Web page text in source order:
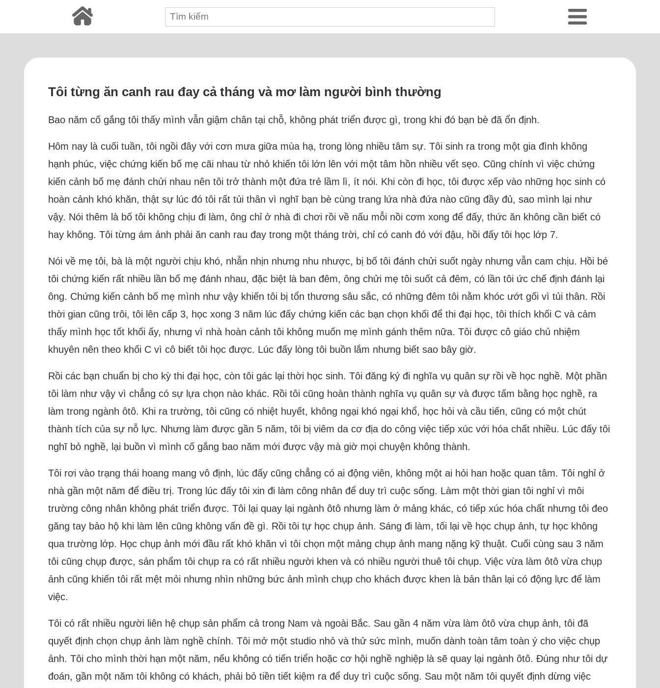
Tôi từng ăn canh rau đay cả tháng và mơ làm người bình thường
Bao năm cố gắng tôi thấy mình vẫn giậm chân tại chỗ, không phát triển được gì, trong khi đó bạn bè đã ổn định.
Hôm nay là cuối tuần, tôi ngồi đây với cơn mưa giữa mùa hạ, trong lòng nhiều tâm sự. Tôi sinh ra trong một gia đình không
hạnh phúc, việc chứng kiến bố mẹ cãi nhau từ nhỏ khiến tôi lớn lên với một tâm hồn nhiều vết sẹo. Cũng chính vì việc chứng
kiến cảnh bố mẹ đánh chửi nhau nên tôi trở thành một đứa trẻ lầm lì, ít nói. Khi còn đi học, tôi được xếp vào những học sinh có
hoàn cảnh khó khăn, thật sự lúc đó tôi rất tủi thân vì nghĩ bạn bè cùng trang lứa nhà đứa nào cũng đầy đủ, sao mình lại như
vậy. Nói thêm là bố tôi không chịu đi làm, ông chỉ ở nhà đi chơi rồi về nấu mỗi nồi cơm xong để đấy, thức ăn không cần biết có
hay không. Tôi từng ám ảnh phải ăn canh rau đay trong một tháng trời, chỉ có canh đó với đậu, hồi đấy tôi học lớp 7.
Nói về mẹ tôi, bà là một người chịu khó, nhẫn nhịn nhưng nhu nhược, bị bố tôi đánh chửi suốt ngày nhưng vẫn cam chịu. Hồi bé
tôi chứng kiến rất nhiều lần bố mẹ đánh nhau, đặc biệt là ban đêm, ông chửi mẹ tôi suốt cả đêm, có lần tôi ức chế định đánh lại
ông. Chứng kiến cảnh bố mẹ mình như vậy khiến tôi bị tổn thương sâu sắc, có những đêm tôi nằm khóc ướt gối vì tủi thân. Rồi
thời gian cũng trôi, tôi lên cấp 3, học xong 3 năm lúc đấy chứng kiến các bạn chọn khối để thi đại học, tôi thích khối C và cảm
thấy mình học tốt khối ấy, nhưng vì nhà hoàn cảnh tôi không muốn mẹ mình gánh thêm nữa. Tôi được cô giáo chủ nhiệm
khuyên nên theo khối C vì cô biết tôi học được. Lúc đấy lòng tôi buồn lắm nhưng biết sao bây giờ.
Rồi các bạn chuẩn bị cho kỳ thi đại học, còn tôi gác lại thời học sinh. Tôi đăng ký đi nghĩa vụ quân sự rồi về học nghề. Một phần
tôi làm như vậy vì chẳng có sự lựa chọn nào khác. Rồi tôi cũng hoàn thành nghĩa vụ quân sự và được tấm bằng học nghề, ra
làm trong ngành ôtô. Khi ra trường, tôi cũng có nhiệt huyết, không ngại khó ngại khổ, học hỏi và cầu tiến, cũng có một chút
thành tích của sự nỗ lực. Nhưng làm được gần 5 năm, tôi bị viêm da cơ địa do công việc tiếp xúc với hóa chất nhiều. Lúc đấy tôi
nghĩ bỏ nghề, lại buồn vì mình cố gắng bao năm mới được vậy mà giờ mọi chuyện không thành.
Tôi rơi vào trạng thái hoang mang vô định, lúc đấy cũng chẳng có ai động viên, không một ai hỏi han hoặc quan tâm. Tôi nghỉ ở
nhà gần một năm để điều trị. Trong lúc đấy tôi xin đi làm công nhân để duy trì cuộc sống. Làm một thời gian tôi nghỉ vì môi
trường công nhân không phát triển được. Tôi lại quay lại ngành ôtô nhưng làm ở mảng khác, có tiếp xúc hóa chất nhưng tôi đeo
găng tay bảo hộ khi làm lên cũng không vấn đề gì. Rồi tôi tự học chụp ảnh. Sáng đi làm, tối lại về học chụp ảnh, tự học không
qua trường lớp. Học chụp ảnh mới đầu rất khó khăn vì tôi chọn một mảng chụp ảnh mang nặng kỹ thuật. Cuối cùng sau 3 năm
tôi cũng chụp được, sản phẩm tôi chụp ra có rất nhiều người khen và có nhiều người thuê tôi chụp. Việc vừa làm ôtô vừa chụp
ảnh cũng khiến tôi rất mệt mỏi nhưng nhìn những bức ảnh mình chụp cho khách được khen là bản thân lại có động lực để làm
việc.
Tôi có rất nhiều người liên hệ chụp sản phẩm cả trong Nam và ngoài Bắc. Sau gần 4 năm vừa làm ôtô vừa chụp ảnh, tôi đã
quyết định chọn chụp ảnh làm nghề chính. Tôi mở một studio nhỏ và thử sức mình, muốn dành toàn tâm toàn ý cho việc chụp
ảnh. Tôi cho mình thời hạn một năm, nếu không có tiến triển hoặc cơ hội nghề nghiệp là sẽ quay lại ngành ôtô. Đúng như tôi dự
đoán, gần một năm tôi không có khách, phải bỏ tiền tiết kiệm ra để duy trì cuộc sống. Sau một năm tôi quyết định dừng việc